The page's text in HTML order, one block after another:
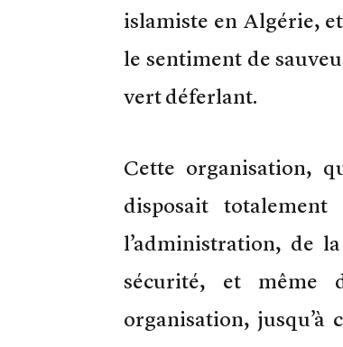
islamiste en Algérie,
le sentiment de
vert déferlant.
Cette organisation,
disposait
l’administration, de
sécurité, et même
organisation,